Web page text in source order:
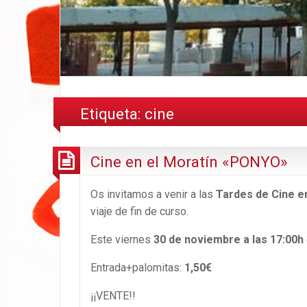
Etiqueta: cine
Cine en el Moratín «PONYO»
Os invitamos a venir a las Tardes de Cine
viaje de fin de curso.
Este viernes 30 de noviembre a las 17:00h
Entrada+palomitas: 1,50€
¡¡VENTE!!